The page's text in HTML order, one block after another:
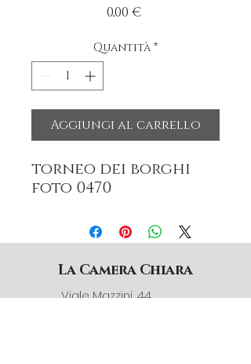
0,00 €Prezzo
Quantità *
Aggiungi al carrello
torneo dei borghi
foto 0470
La Camera Chiara
Viale Mazzini, 44